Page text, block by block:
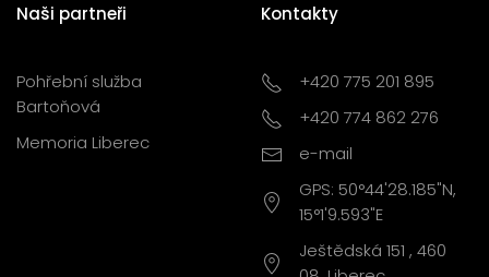
Naši partneři
Pohřební služba
Bartoňová
Memoria Liberec
Kontakty
+420 775 201 895
+420 774 862 276
e-mail
GPS: 50°44'28.185"N,
15°1'9.593"E
Ještědská 151 , 460